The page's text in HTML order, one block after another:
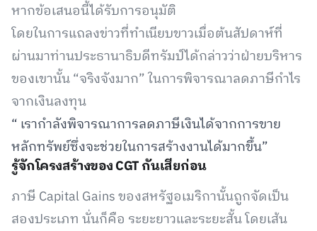
หากข้อเสนอนี้ได้รับการอนุมัติ
โดยในการแถลงข่าวที่ทำเนียบขาวเมื่อต้นสัปดาห์ที่
ผ่านมาท่านประธานาธิบดีทรัมป์ได้กล่าวว่าฝ่ายบริหาร
ของเขานั้น “จริงจังมาก” ในการพิจารณาลดภาษีกำไร
จากเงินลงทุน
“ เรากำลังพิจารณาการลดภาษีเงินได้จากการขาย
หลักทรัพย์ซึ่งจะช่วยในการสร้างงานได้มากขึ้น”
รู้จักโครงสร้างของ CGT กันเสียก่อน
ภาษี Capital Gains ของสหรัฐอเมริกานั้นถูกจัดเป็น
สองประเภท นั่นก็คือ ระยะยาวและระยะสั้น โดยเส้น